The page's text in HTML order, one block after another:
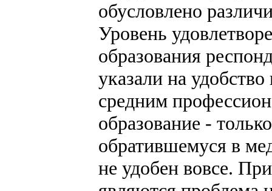
обусловлено
Уровень
образования
указали на
средним
образование -
обратившемуся в
не удобен вовсе.